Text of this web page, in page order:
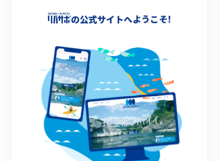
NPO法人空飛ぶアヒル
公式サイト
星野工業株式会社
清掃活動
公式サイト
岩崎工業株式会社
の公式サイトへようこそ!